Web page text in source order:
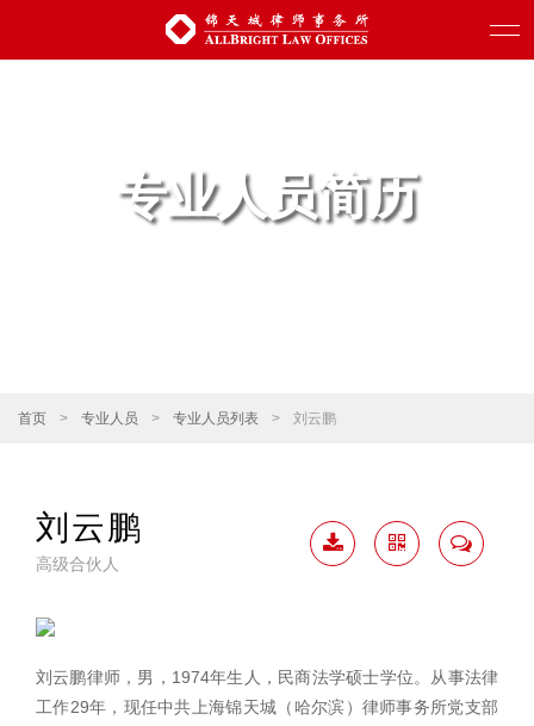
专业人员简历
首页 > 专业人员 > 专业人员列表 > 刘云鹏
刘云鹏
高级合伙人
刘云鹏律师，男，1974年生人，民商法学硕士学位。从事法律
工作29年，现任中共上海锦天城（哈尔滨）律师事务所党支部